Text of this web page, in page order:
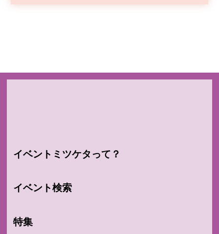
イベントミツケタって？
イベント検索
特集